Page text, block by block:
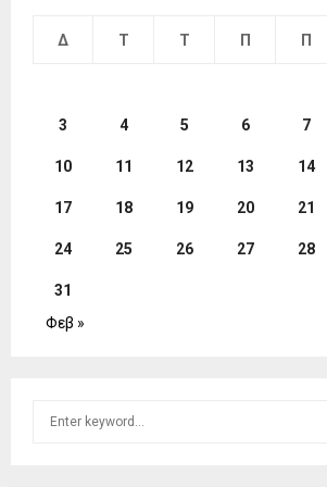
Δ Τ Τ Π Π
3 4 5 6 7
10 11 12 13 14
17 18 19 20 21
24 25 26 27 28
31
Φεβ »